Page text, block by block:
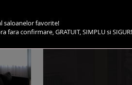
saloanelor favorite!
fara confirmare, GRATUIT, SIMPLU si SIGUR!